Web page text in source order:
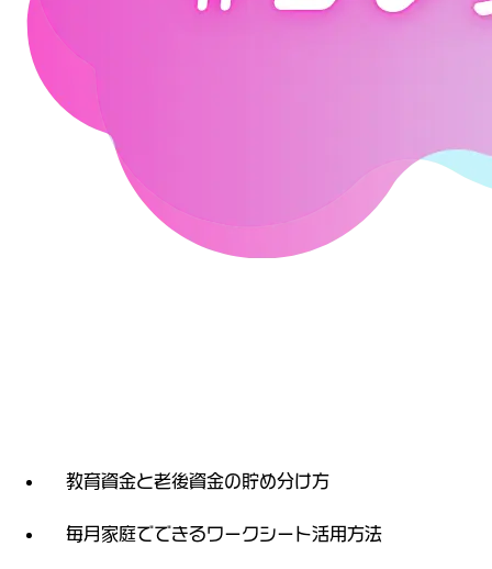
教育資金と老後資金の貯め分け方
毎月家庭でできるワークシート活用方法